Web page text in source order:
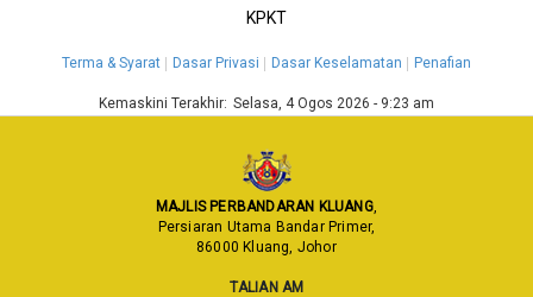
KPKT
Terma & Syarat Dasar Privasi Dasar Keselamatan Penafian
Kemaskini Terakhir: Selasa, 4 Ogos 2026 - 9:23 am
MAJLIS PERBANDARAN KLUANG,
Persiaran Utama Bandar Primer,
86000 Kluang, Johor
TALIAN AM